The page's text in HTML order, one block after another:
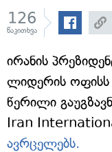
126
წაკითხვა
ირანის
ლიდერის
წერილი
Iran
ავრცელებს.